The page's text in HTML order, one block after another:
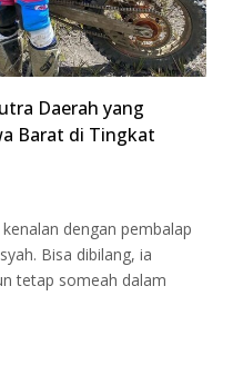
Daerah yang
Barat di Tingkat
kenalan dengan pembalap
Bisa dibilang, ia
tetap someah dalam